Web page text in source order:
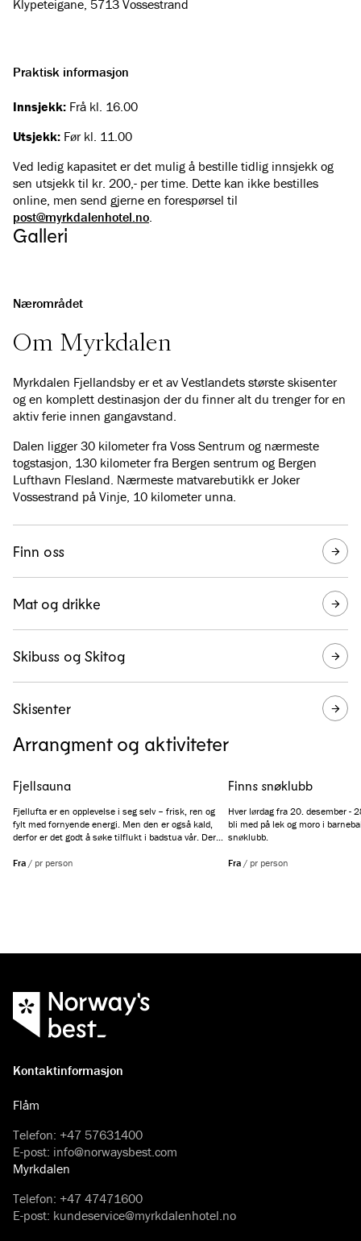
Det er gratis parkering framfor hotellet. Her er det også 4
Klypeteigane, 5713 Vossestrand
Praktisk informasjon
Innsjekk: Frå kl. 16.00
Utsjekk: Før kl. 11.00
Ved ledig kapasitet er det mulig å bestille tidlig innsjekk og
sen utsjekk til kr. 200,- per time. Dette kan ikke bestilles
online, men send gjerne en forespørsel til
post@myrkdalenhotel.no.
Galleri
Nærområdet
Om Myrkdalen
Myrkdalen Fjellandsby er et av Vestlandets største skisenter
og en komplett destinasjon der du finner alt du trenger for en
aktiv ferie innen gangavstand.
Dalen ligger 30 kilometer fra Voss Sentrum og nærmeste
togstasjon, 130 kilometer fra Bergen sentrum og Bergen
Lufthavn Flesland. Nærmeste matvarebutikk er Joker
Vossestrand på Vinje, 10 kilometer unna.
Finn oss
Mat og drikke
Skibuss og Skitog
Skisenter
Arrangment og aktiviteter
Fjellsauna
Fjellufta er en opplevelse i seg selv – frisk, ren og
fylt med fornyende energi. Men den er også kald,
derfor er det godt å søke tilflukt i badstua vår. Der
mens du gjennom vinduet fortsatt kan hvile øynene
Fra / pr person
Finns snøklubb
Hver lørdag fra 20. desember -
bli med på lek og moro i
snøklubb.
Fra / pr person
Kontaktinformasjon
Flåm
Telefon: +47 57631400
E-post: info@norwaysbest.com
Myrkdalen
Telefon: +47 47471600
E-post: kundeservice@myrkdalenhotel.no